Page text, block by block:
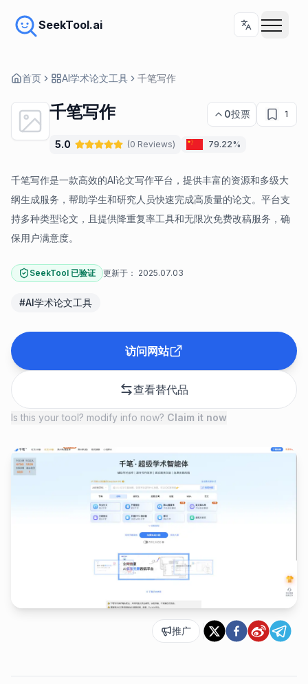
SeekTool.ai
首页 AI学术论文工具 千笔写作
千笔写作 0投票 1
5.0 (0 Reviews) 79.22%
千笔写作是一款高效的AI论文写作平台，提供丰富的资源和多级大
纲生成服务，帮助学生和研究人员快速完成高质量的论文。平台支
持多种类型论文，且提供降重复率工具和无限次免费改稿服务，确
保用户满意度。
SeekTool 已验证 更新于： 2025.07.03
#AI学术论文工具
访问网站
查看替代品
Is this your tool? modify info now? Claim it now
推广